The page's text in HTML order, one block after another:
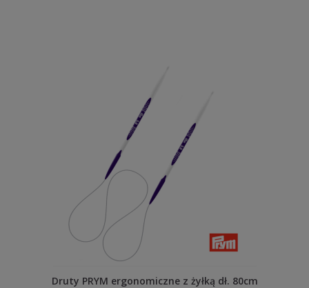
Druty PRYM ergonomiczne z żyłką dł. 80cm